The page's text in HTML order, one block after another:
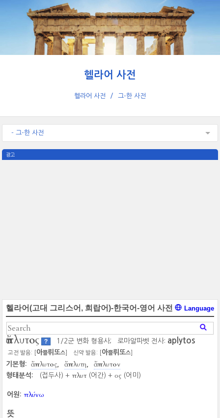
헬라어 사전
헬라어 사전 그-한 사전
- 그-한 사전
광고
헬라어(고대 그리스어, 희랍어)-한국어-영어 사전 Language
ἄπλυτος ? 1/2군 변화 형용사; 로마알파벳 전사: aplytos
고전 발음: [ 아쁠뤼또스 신약 발음: [ 아쁠뤼또스
기본형: ἄπλυτος ἄπλυτη ἄπλυτον
형태분석: (접두사) +πλυτ (어간) + ος (어미)
어원: πλύνω
뜻